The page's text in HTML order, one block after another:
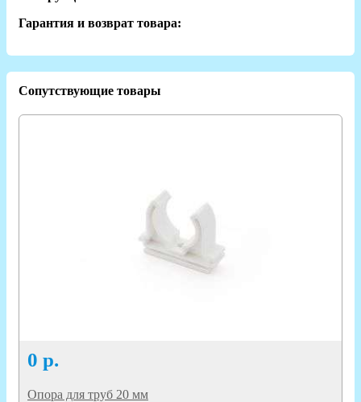
Гарантия и возврат товара:
Сопутствующие товары
0 р.
Опора для труб 20 мм